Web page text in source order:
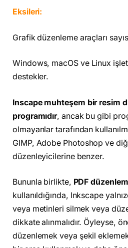
Eksileri:
Grafik düzenleme araçları
Windows, macOS ve Linux
destekler.
Inscape muhteşem bir resim
programıdır, ancak bu gibi
olmayanlar tarafından
GIMP, Adobe Photoshop ve
düzenleyicilerine benzer.
Bununla birlikte, PDF
kullanıldığında, Inkscape
veya metinleri silmek veya
dikkate alınmalıdır. Öyleyse,
düzenlemek veya şekil